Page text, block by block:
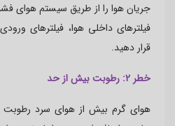
جریان هوا را از طریق سیستم هوای
فیلترهای داخلی هوا، فیلترهای
قرار دهید.
خطر 2: رطوبت بیش از حد
هوای گرم بیش از هوای سرد رطوبت